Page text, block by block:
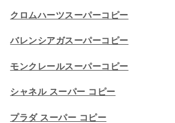
クロムハーツスーパーコピー
バレンシアガスーパーコピー
モンクレールスーパーコピー
シャネル スーパー コピー
プラダ スーパー コピー